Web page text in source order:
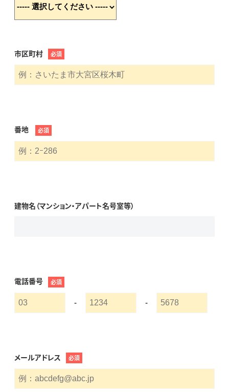
市区町村 必須
番地 必須
建物名（マンション・アパート名号室等）
電話番号 必須
- -
メールアドレス 必須